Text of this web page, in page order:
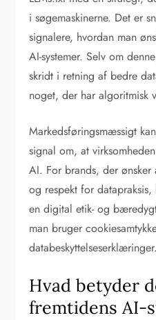
i søgemaskinerne. Det er
signalere, hvordan man
AI-systemer. Selv om
skridt i retning af bedre
noget, der har algoritmisk
Markedsføringsmæssigt
signal om, at
AI. For brands, der ønsker
og respekt for
en digital etik- og
man bruger
databeskyttelseserklæringer.
Hvad betyder
fremtidens AI-